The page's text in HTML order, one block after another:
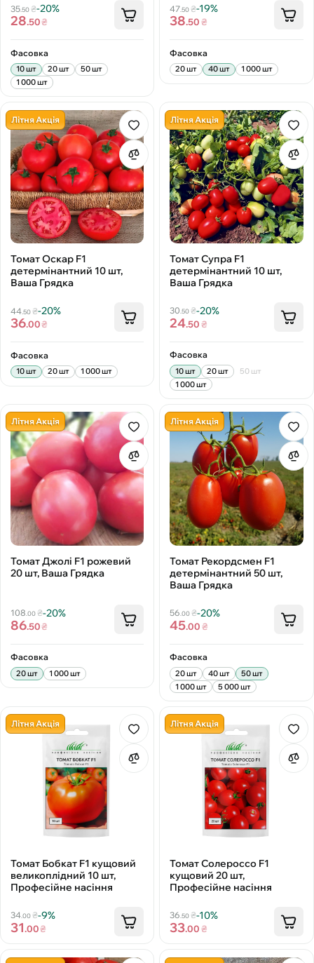
35.50₴-20%
28.50₴
Фасовка
10 шт 20 шт
50 шт
1 000 шт
47.50 ₴-19%
38.50₴
Фасовка
20 шт 40 шт 1 000 шт
Літня Акція
Томат Оскар F1
детермінантний 10 шт,
Ваша Грядка
44.50₴-20%
36.00₴
Фасовка
10 шт 20 шт 1 000 шт
Літня Акція
Томат Супра F1
детермінантний 10 шт,
Ваша Грядка
30.50 ₴-20%
24.50₴
Фасовка
10 шт 20 шт
50 шт
1 000 шт
Літня Акція
Томат Джолі F1 рожевий
20 шт, Ваша Грядка
108.00₴-20%
86.50₴
Фасовка
20 шт 1 000 шт
Літня Акція
Томат Рекордсмен F1
детермінантний 50 шт,
Ваша Грядка
56.00 ₴-20%
45.00₴
Фасовка
20 шт 40 шт
50 шт
1 000 шт
5 000 шт
Літня Акція
Томат Бобкат F1 кущовий
великоплідний 10 шт,
Професійне насіння
34.00₴-9%
31.00₴
Літня Акція
Томат Солероссо F1
кущовий 20 шт,
Професійне насіння
36.50 ₴-10%
33.00₴